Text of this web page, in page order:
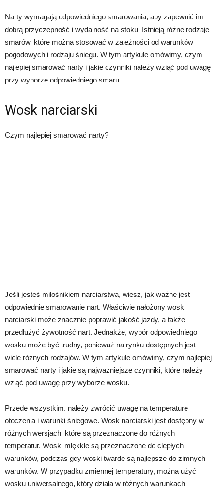
Narty wymagają odpowiedniego smarowania, aby zapewnić im
dobrą przyczepność i wydajność na stoku. Istnieją różne rodzaje
smarów, które można stosować w zależności od warunków
pogodowych i rodzaju śniegu. W tym artykule omówimy, czym
najlepiej smarować narty i jakie czynniki należy wziąć pod uwagę
przy wyborze odpowiedniego smaru.
Wosk narciarski
Czym najlepiej smarować narty?
Jeśli jesteś miłośnikiem narciarstwa, wiesz, jak ważne jest
odpowiednie smarowanie nart. Właściwie nałożony wosk
narciarski może znacznie poprawić jakość jazdy, a także
przedłużyć żywotność nart. Jednakże, wybór odpowiedniego
wosku może być trudny, ponieważ na rynku dostępnych jest
wiele różnych rodzajów. W tym artykule omówimy, czym najlepiej
smarować narty i jakie są najważniejsze czynniki, które należy
wziąć pod uwagę przy wyborze wosku.
Przede wszystkim, należy zwrócić uwagę na temperaturę
otoczenia i warunki śniegowe. Wosk narciarski jest dostępny w
różnych wersjach, które są przeznaczone do różnych
temperatur. Woski miękkie są przeznaczone do ciepłych
warunków, podczas gdy woski twarde są najlepsze do zimnych
warunków. W przypadku zmiennej temperatury, można użyć
wosku uniwersalnego, który działa w różnych warunkach.